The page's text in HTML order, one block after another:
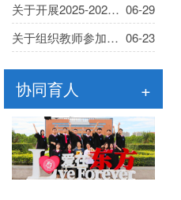
06-29
关于开展2025-2026学年青年教...
06-23
关于组织教师参加数字教材建...
协同育人 +